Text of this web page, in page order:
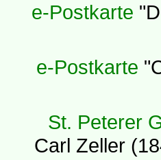
e-Postkarte
e-Postkarte
St. Peterer
Carl Zeller